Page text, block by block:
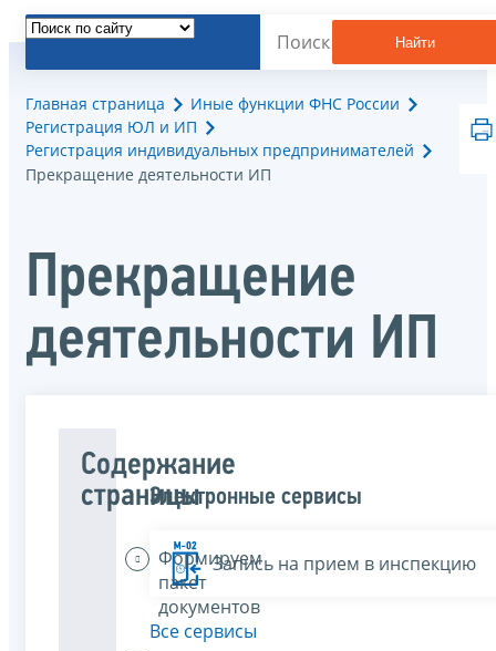
Найти
Главная страница
Иные функции ФНС России
Регистрация ЮЛ и ИП
Регистрация индивидуальных предпринимателей
Прекращение деятельности ИП
Прекращение
деятельности ИП
Содержание
страницы
Формируем
пакет
документов
Электронные сервисы
Запись на прием в инспекцию
Все сервисы